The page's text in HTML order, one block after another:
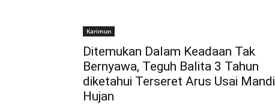
Karimun
Ditemukan Dalam Keadaan Tak
Bernyawa, Teguh Balita 3 Tahun
diketahui Terseret Arus Usai Mandi
Hujan